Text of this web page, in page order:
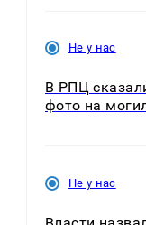
Не у нас
В РПЦ
фото на
Не у нас